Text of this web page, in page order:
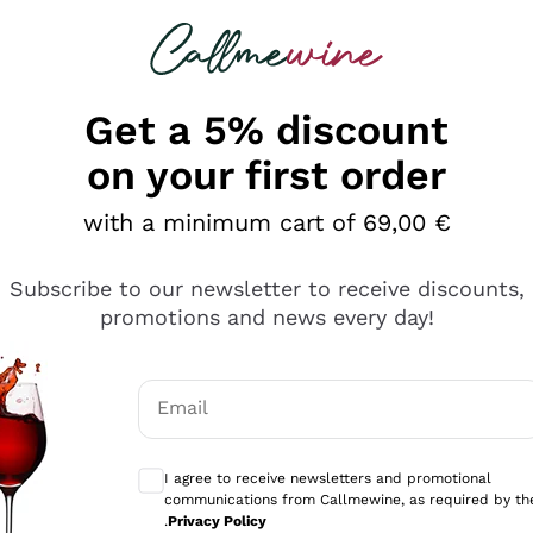
looking for
è male ma secondo me ci sono alternative che
Get a 5% discount
on your first order
with a minimum cart of 69,00 €
Subscribe to our newsletter to receive discounts,
promotions and news every day!
Email
I agree to receive newsletters and promotional
communications from Callmewine, as required by
.Privacy Policy